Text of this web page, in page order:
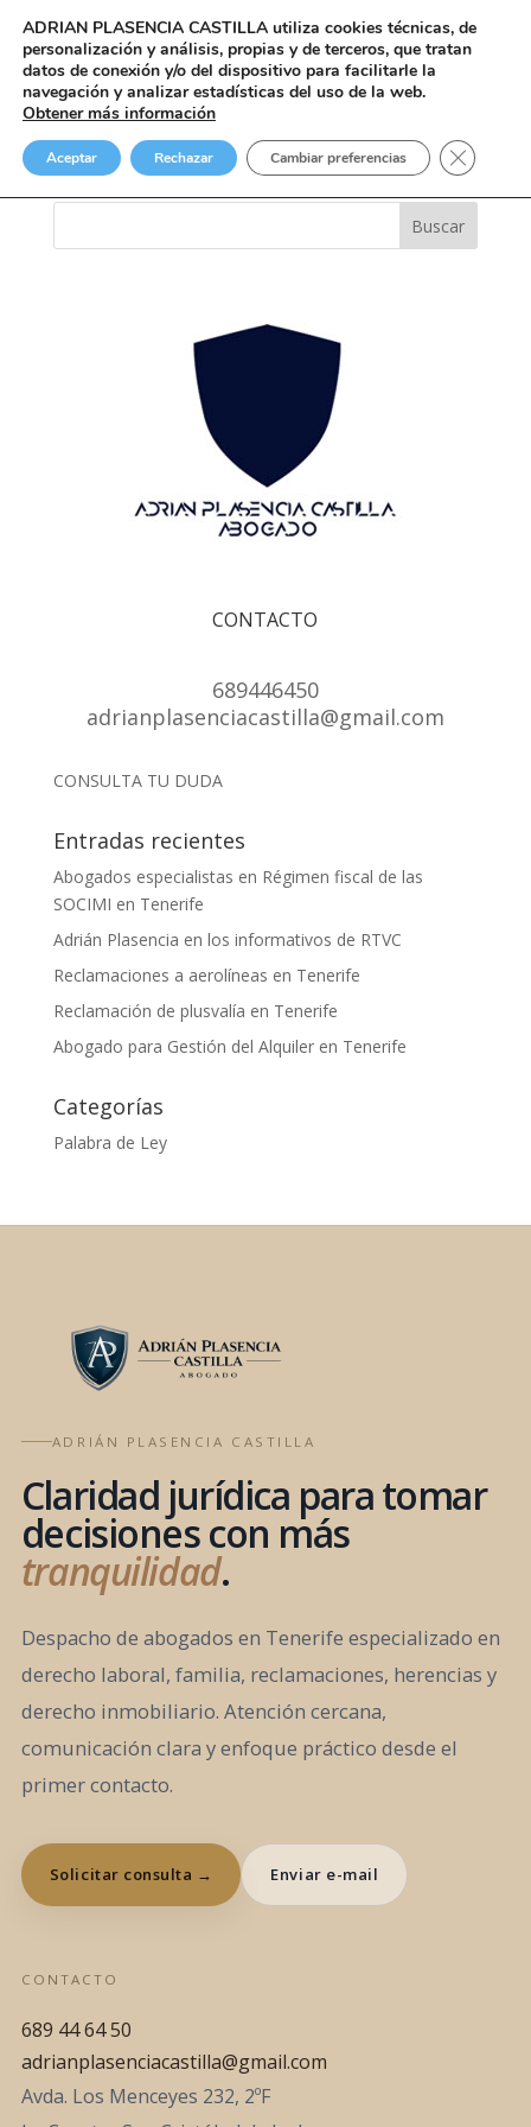
Blog Grid 2 Cols
CONTACTO
689446450
adrianplasenciacastilla@gmail.com
CONSULTA TU DUDA
Entradas recientes
Abogados especialistas en Régimen fiscal de las
SOCIMI en Tenerife
Adrián Plasencia en los informativos de RTVC
Reclamaciones a aerolíneas en Tenerife
Reclamación de plusvalía en Tenerife
Abogado para Gestión del Alquiler en Tenerife
Categorías
Palabra de Ley
ADRIÁN PLASENCIA CASTILLA
Claridad jurídica para tomar
decisiones con más
tranquilidad.
Despacho de abogados en Tenerife especializado en
derecho laboral, familia, reclamaciones, herencias y
derecho inmobiliario. Atención cercana,
comunicación clara y enfoque práctico desde el
primer contacto.
Solicitar consulta → Enviar e-mail
CONTACTO
689 44 64 50
adrianplasenciacastilla@gmail.com
Avda. Los Menceyes 232, 2ºF
ADRIAN PLASENCIA CASTILLA utiliza cookies técnicas, de
personalización y análisis, propias y de terceros, que tratan
datos de conexión y/o del dispositivo para facilitarle la
navegación y analizar estadísticas del uso de la web.
Obtener más información
Aceptar Rechazar Cambiar preferencias Cerrar el